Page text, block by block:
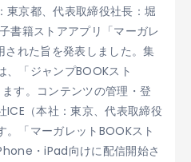
東京都、代表取締役社長：堀
書籍ストアアプリ「マーガレ
された旨を発表しました。集
、「ジャンプBOOKスト
す。コンテンツの管理・登
ICE（本社：東京、代表取締役
「マーガレットBOOKスト
・iPad向けに配信開始さ